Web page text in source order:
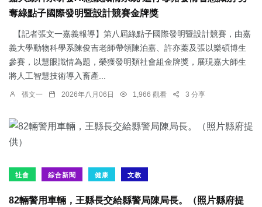
奪綠點子國際發明暨設計競賽金牌獎
【記者張文一嘉義報導】第八屆綠點子國際發明暨設計競賽，由嘉
義大學動物科學系陳俊吉老師帶領陳泊嘉、許亦蓁及張以樂碩博生
參賽，以慧眼識情為題，榮獲發明類社會組金牌獎，展現嘉大師生
將人工智慧技術導入畜產...
張文一 2026年八月06日 1,966 觀看 3 分享
社會 綜合新聞 健康 文教
82輛警用車輛，王縣長交給縣警局陳局長。（照片縣府提